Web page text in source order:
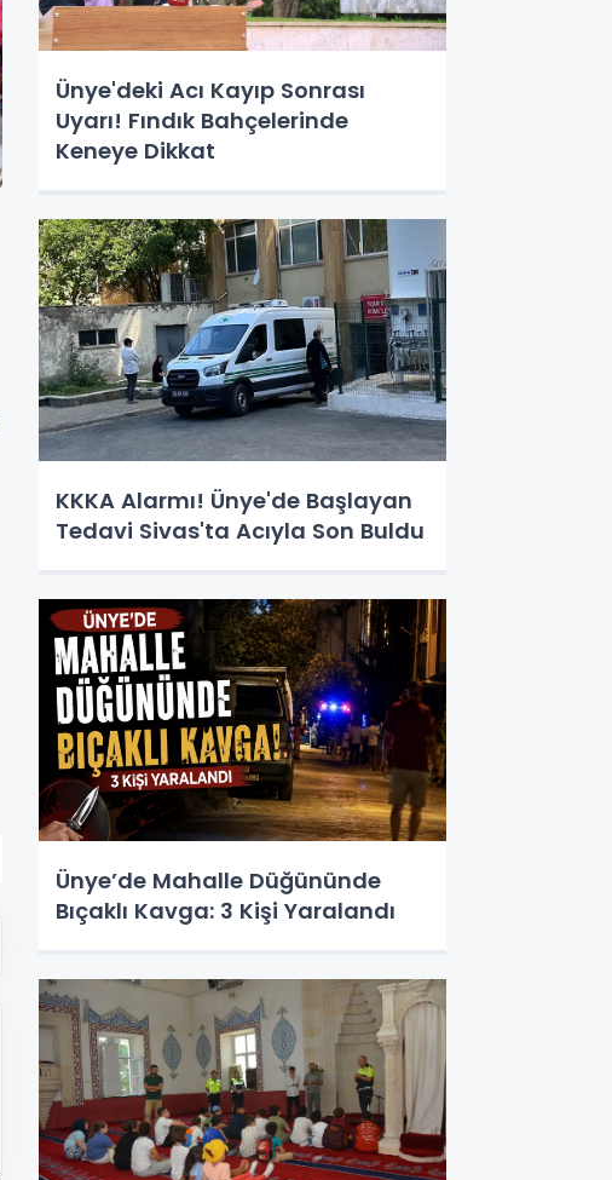
Ünye'deki Acı Kayıp Sonrası
Uyarı! Fındık Bahçelerinde
Keneye Dikkat
KKKA Alarmı! Ünye'de Başlayan
Tedavi Sivas'ta Acıyla Son Buldu
Ünye’de Mahalle Düğününde
Bıçaklı Kavga: 3 Kişi Yaralandı